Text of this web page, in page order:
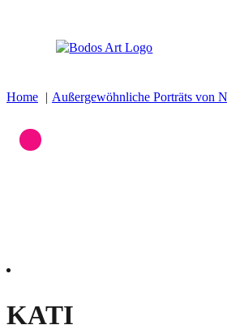
Home Außergewöhnliche Porträts von
KATI